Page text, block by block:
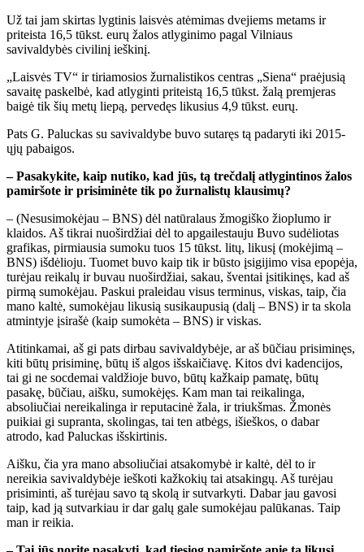
Už tai jam skirtas lygtinis laisvės atėmimas dvejiems metams ir
priteista 16,5 tūkst. eurų žalos atlyginimo pagal Vilniaus
savivaldybės civilinį ieškinį.
„Laisvės TV“ ir tiriamosios žurnalistikos centras „Siena“ praėjusią
savaitę paskelbė, kad atlyginti priteistą 16,5 tūkst. žalą premjeras
baigė tik šių metų liepą, pervedęs likusius 4,9 tūkst. eurų.
Pats G. Paluckas su savivaldybe buvo sutaręs tą padaryti iki 2015-
ųjų pabaigos.
– Pasakykite, kaip nutiko, kad jūs, tą trečdalį atlygintinos žalos
pamiršote ir prisiminėte tik po žurnalistų klausimų?
– (Nesusimokėjau – BNS) dėl natūralaus žmogiško žioplumo ir
klaidos. Aš tikrai nuoširdžiai dėl to apgailestauju Buvo sudėliotas
grafikas, pirmiausia sumoku tuos 15 tūkst. litų, likusį (mokėjimą –
BNS) išdėlioju. Tuomet buvo kaip tik ir būsto įsigijimo visa epopėja,
turėjau reikalų ir buvau nuoširdžiai, sakau, šventai įsitikinęs, kad aš
pirmą sumokėjau. Paskui praleidau visus terminus, viskas, taip, čia
mano kaltė, sumokėjau likusią susikaupusią (dalį – BNS) ir ta skola
atmintyje įsirašė (kaip sumokėta – BNS) ir viskas.
Atitinkamai, aš gi pats dirbau savivaldybėje, ar aš būčiau prisiminęs,
kiti būtų prisiminę, būtų iš algos išskaičiavę. Kitos dvi kadencijos,
tai gi ne socdemai valdžioje buvo, būtų kažkaip pamatę, būtų
pasakę, būčiau, aišku, sumokėjęs. Kam man tai reikalinga,
absoliučiai nereikalinga ir reputacinė žala, ir triukšmas. Žmonės
puikiai gi supranta, skolingas, tai ten atbėgs, išieškos, o dabar
atrodo, kad Paluckas išskirtinis.
Aišku, čia yra mano absoliučiai atsakomybė ir kaltė, dėl to ir
nereikia savivaldybėje ieškoti kažkokių tai atsakingų. Aš turėjau
prisiminti, aš turėjau savo tą skolą ir sutvarkyti. Dabar jau gavosi
taip, kad ją sutvarkiau ir dar galų gale sumokėjau palūkanas. Taip
man ir reikia.